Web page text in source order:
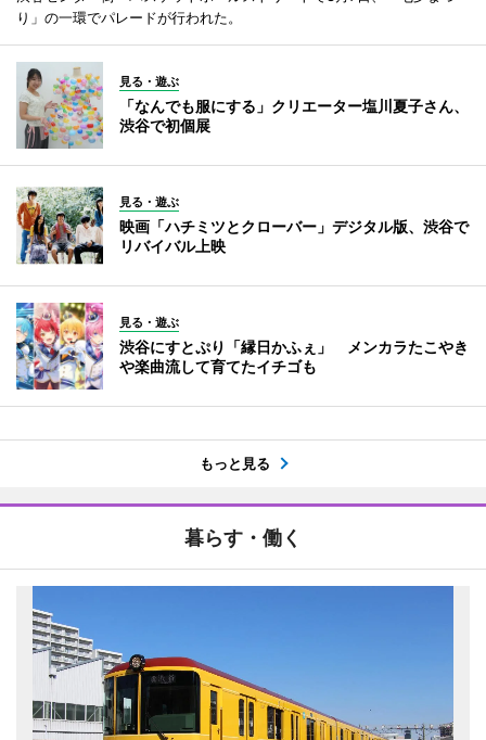
り」の一環でパレードが行われた。
見る・遊ぶ
「なんでも服にする」クリエーター塩川夏子さん、
渋谷で初個展
見る・遊ぶ
映画「ハチミツとクローバー」デジタル版、渋谷で
リバイバル上映
見る・遊ぶ
渋谷にすとぷり「縁日かふぇ」 メンカラたこやき
や楽曲流して育てたイチゴも
もっと見る
暮らす・働く